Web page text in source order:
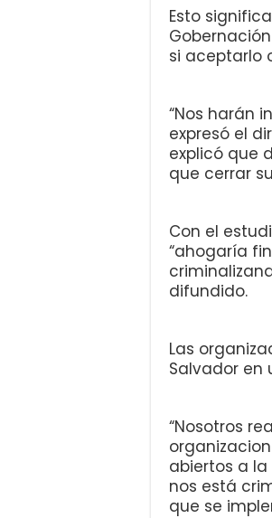
Esto
si aceptarlo
“Nos harán
expresó el
explicó que
que cerrar
Con el
“ahogaría
difundido.
Las
Salvador en
“Nosotros
abiertos a
nos está
que se